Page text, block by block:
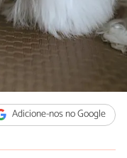
Adicione-nos no Google